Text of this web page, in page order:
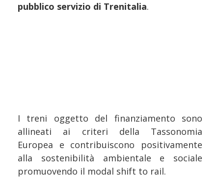
pubblico servizio di Trenitalia.
I treni oggetto del finanziamento sono
allineati ai criteri della Tassonomia
Europea e contribuiscono positivamente
alla sostenibilità ambientale e sociale
promuovendo il modal shift to rail.